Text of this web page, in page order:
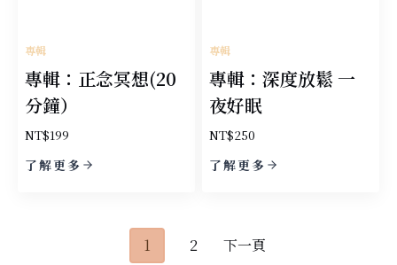
專輯
專輯：正念冥想(20
分鐘）
NT$199
了解更多
專輯
專輯：深度放鬆 一
夜好眠
NT$250
了解更多
POSTS
1 2 下一頁